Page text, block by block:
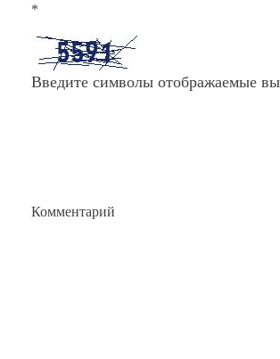
*
Введите символы отображаемые
Комментарий